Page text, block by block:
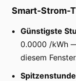
Smart-Strom-
Günstigste
0.0000 /kWh
diesem